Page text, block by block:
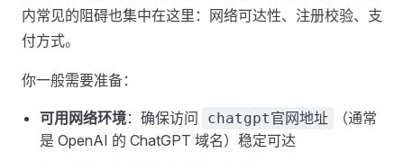
内常见的阻碍也集中在这里：网络可达性、注册校验、支
付方式。
你一般需要准备：
可用网络环境：确保访问 chatgpt官网地址
（通常
是 OpenAI 的 ChatGPT 域名）稳定可达